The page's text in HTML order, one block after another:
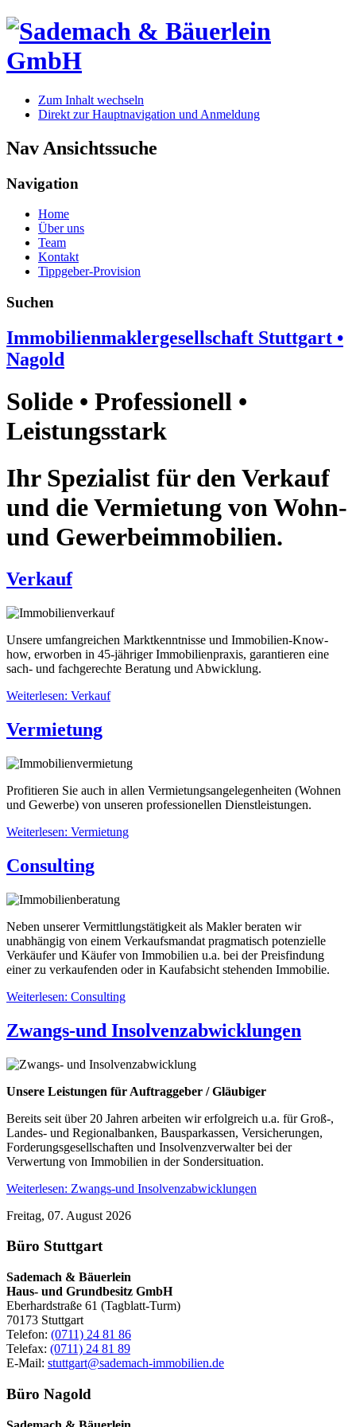
Zum Inhalt wechseln
Direkt zur Hauptnavigation und Anmeldung
Nav Ansichtssuche
Navigation
Home
Über uns
Team
Kontakt
Tippgeber-Provision
Suchen
Immobilienmaklergesellschaft Stuttgart •
Nagold
Solide • Professionell •
Leistungsstark
Ihr Spezialist für den Verkauf
und die Vermietung von Wohn-
und Gewerbeimmobilien.
Verkauf
Unsere umfangreichen Marktkenntnisse und Immobilien-Know-
how, erworben in 45-jähriger Immobilienpraxis, garantieren eine
sach- und fachgerechte Beratung und Abwicklung.
Weiterlesen: Verkauf
Vermietung
Profitieren Sie auch in allen Vermietungsangelegenheiten (Wohnen
und Gewerbe) von unseren professionellen Dienstleistungen.
Weiterlesen: Vermietung
Consulting
Neben unserer Vermittlungstätigkeit als Makler beraten wir
unabhängig von einem Verkaufsmandat pragmatisch potenzielle
Verkäufer und Käufer von Immobilien u.a. bei der Preisfindung
einer zu verkaufenden oder in Kaufabsicht stehenden Immobilie.
Weiterlesen: Consulting
Zwangs-und Insolvenzabwicklungen
Unsere Leistungen für Auftraggeber / Gläubiger
Bereits seit über 20 Jahren arbeiten wir erfolgreich u.a. für Groß-,
Landes- und Regionalbanken, Bausparkassen, Versicherungen,
Forderungsgesellschaften und Insolvenzverwalter bei der
Verwertung von Immobilien in der Sondersituation.
Weiterlesen: Zwangs-und Insolvenzabwicklungen
Freitag, 07. August 2026
Büro Stuttgart
Sademach & Bäuerlein
Haus- und Grundbesitz GmbH
Eberhardstraße 61 (Tagblatt-Turm)
70173 Stuttgart
Telefon: (0711) 24 81 86
Telefax: (0711) 24 81 89
E-Mail: stuttgart@sademach-immobilien.de
Büro Nagold